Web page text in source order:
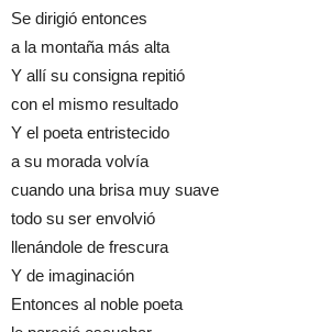
Se dirigió entonces
a la montaña más alta
Y allí su consigna repitió
con el mismo resultado
Y el poeta entristecido
a su morada volvía
cuando una brisa muy suave
todo su ser envolvió
llenándole de frescura
Y de imaginación
Entonces al noble poeta